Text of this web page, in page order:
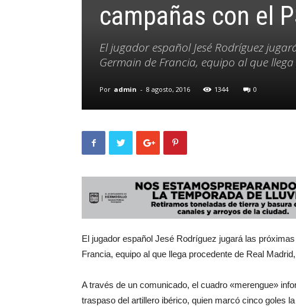
campañas con el
El jugador español Jesé Rodríguez
Germain de Francia, equipo al que
Por admin - 8 agosto, 2016 1344 0
El jugador español Jesé Rodríguez jugará las
Francia, equipo al que llega procedente de Real
A través de un comunicado, el cuadro «merengue»
traspaso del artillero ibérico, quien marcó cinco goles